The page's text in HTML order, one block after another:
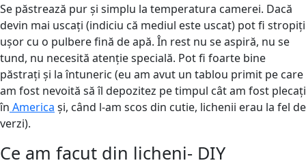
Se păstrează pur și simplu la temperatura camerei. Dacă
devin mai uscați (indiciu că mediul este uscat) pot fi stropiți
ușor cu o pulbere fină de apă. În rest nu se aspiră, nu se
tund, nu necesită atenție specială. Pot fi foarte bine
păstrați și la întuneric (eu am avut un tablou primit pe care
am fost nevoită să îl depozitez pe timpul cât am fost plecați
în America și, când l-am scos din cutie, lichenii erau la fel de
verzi).
Ce am facut din licheni- DIY